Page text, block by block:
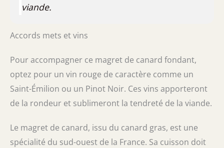
viande.
Accords mets et vins
Pour accompagner ce magret de canard fondant,
optez pour un vin rouge de caractère comme un
Saint-Émilion ou un Pinot Noir. Ces vins apporteront
de la rondeur et sublimeront la tendreté de la viande.
Le magret de canard, issu du canard gras, est une
spécialité du sud-ouest de la France. Sa cuisson doit